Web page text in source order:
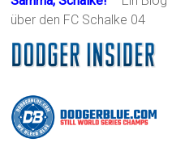
über den FC Schalke 04